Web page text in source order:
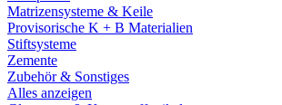
Matrizensysteme & Keile
Provisorische K + B Materialien
Stiftsysteme
Zemente
Zubehör & Sonstiges
Alles anzeigen